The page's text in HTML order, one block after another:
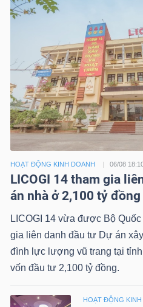
HOẠT ĐỘNG KINH DOANH 06/08
LICOGI 14 tham gia
án nhà ở 2,100 tỷ
LICOGI 14 vừa được Bộ
gia liên danh đầu tư Dự án
đình lực lượng vũ trang tại
vốn đầu tư 2,100 tỷ đồng.
HOẠT ĐỘNG KINH